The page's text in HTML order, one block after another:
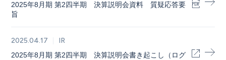
2025年8月期 第2四半期 決算説明会資料 質疑応答要
旨
2025.04.17 IR
2025年8月期 第2四半期 決算説明会書き起こし（ログ